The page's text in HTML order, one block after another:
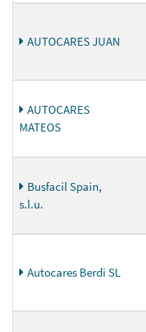
AUTOCARES JUAN
AUTOCARES
MATEOS
Busfacil Spain,
s.l.u.
Autocares Berdi SL